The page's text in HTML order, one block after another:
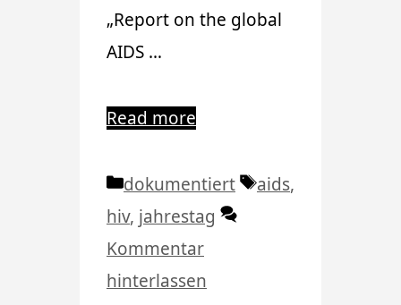
„Report on the global
AIDS …
Read more
Kategorien
dokumentiert Schlagwörter
aids,
hiv, jahrestag
Kommentar
hinterlassen